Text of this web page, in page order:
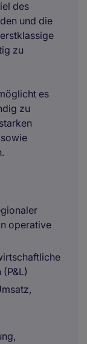
des
und die
zu
es
zu
operative